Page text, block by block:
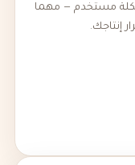
مستخدم — مهما
إنتاجك.